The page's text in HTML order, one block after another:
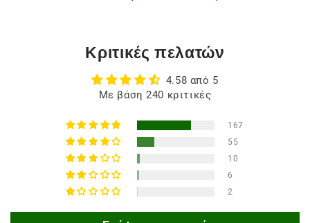
Κριτικές πελατών
4.58 από 5
Με βάση 240 κριτικές
167
55
10
6
2